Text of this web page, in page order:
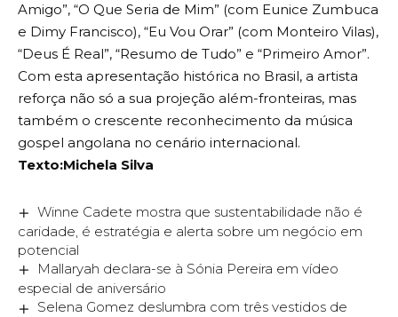
Amigo”, “O Que Seria de Mim” (com Eunice Zumbuca
e Dimy Francisco), “Eu Vou Orar” (com Monteiro Vilas),
“Deus É Real”, “Resumo de Tudo” e “Primeiro Amor”.
Com esta apresentação histórica no Brasil, a artista
reforça não só a sua projeção além-fronteiras, mas
também o crescente reconhecimento da música
gospel angolana no cenário internacional.
Texto:Michela Silva
Winne Cadete mostra que sustentabilidade não é
caridade, é estratégia e alerta sobre um negócio em
potencial
Mallaryah declara-se à Sónia Pereira em vídeo
especial de aniversário
Selena Gomez deslumbra com três vestidos de